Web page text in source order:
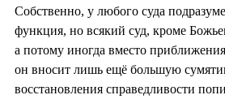
Собственно, у любого суда
функция, но всякий суд, кроме
а потому иногда вместо
он вносит лишь ещё большую
восстановления справедливости